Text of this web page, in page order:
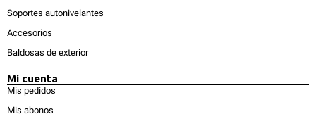
Soportes autonivelantes
Accesorios
Baldosas de exterior
Mi cuenta
Mis pedidos
Mis abonos